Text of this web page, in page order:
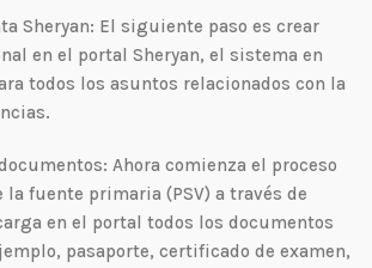
Sheryan: El siguiente paso es crear
en el portal Sheryan, el sistema en
todos los asuntos relacionados con la
Ahora comienza el proceso
fuente primaria (PSV) a través de
en el portal todos los documentos
pasaporte, certificado de examen,